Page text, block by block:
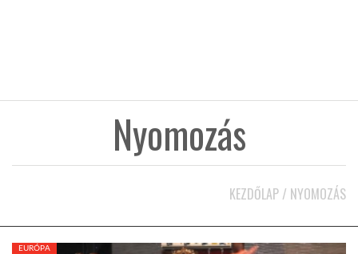
HÍR3D
Nyomozás
KEZDŐLAP / NYOMOZÁS
EURÓPA